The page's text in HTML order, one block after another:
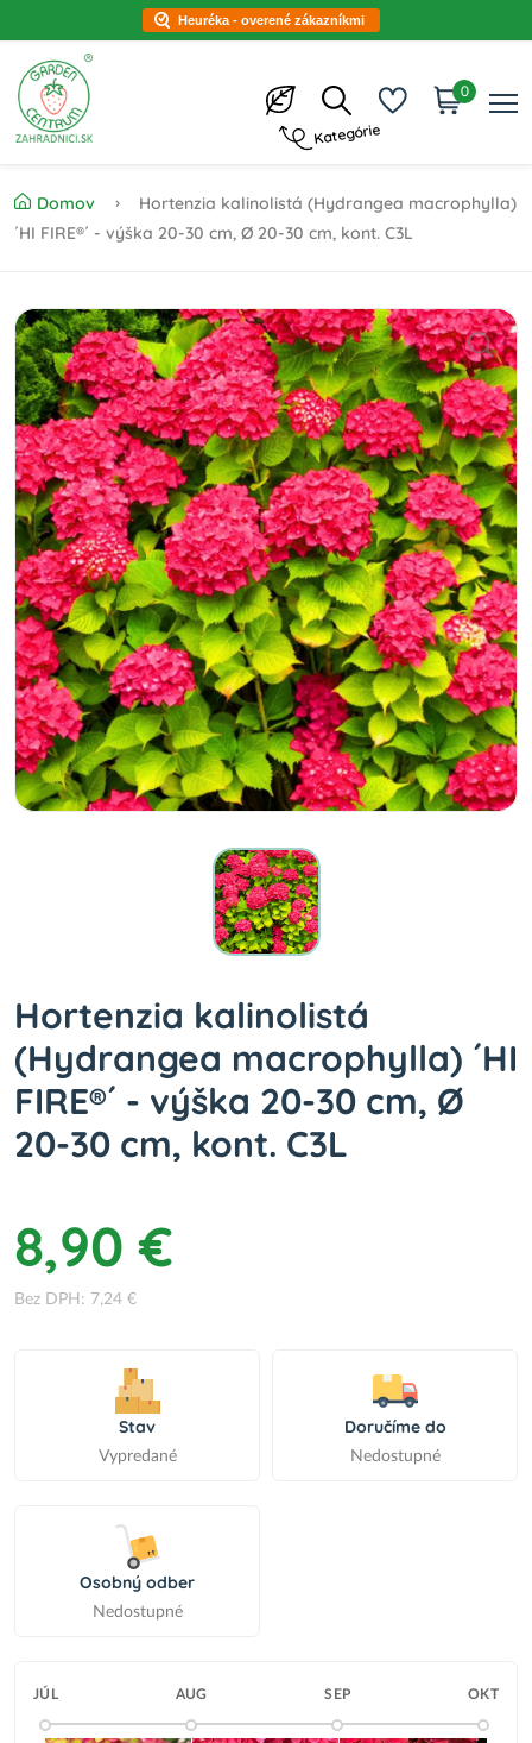
Heuréka - overené zákazníkmi
Kategórie
0
Domov
Hortenzia kalinolistá (Hydrangea macrophylla)
´HI FIRE®´ - výška 20-30 cm, Ø 20-30 cm, kont. C3L
Hortenzia kalinolistá
(Hydrangea macrophylla) ´HI
FIRE®´ - výška 20-30 cm, Ø
20-30 cm, kont. C3L
8,90 €
Bez DPH: 7,24 €
Stav
Vypredané
Doručíme do
Nedostupné
Osobný odber
Nedostupné
JÚL AUG SEP OKT